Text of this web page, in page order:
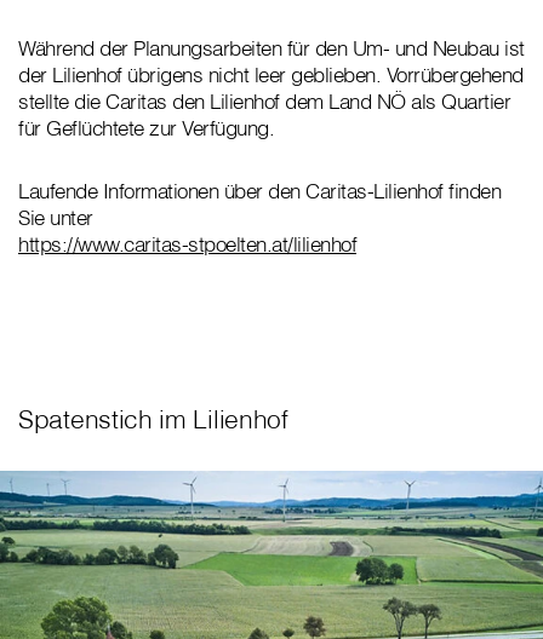
Während der Planungsarbeiten für den Um- und Neubau ist
der Lilienhof übrigens nicht leer geblieben. Vorrübergehend
stellte die Caritas den Lilienhof dem Land NÖ als Quartier
für Geflüchtete zur Verfügung.
Laufende Informationen über den Caritas-Lilienhof finden
Sie unter
https://www.caritas-stpoelten.at/lilienhof
Spatenstich im Lilienhof